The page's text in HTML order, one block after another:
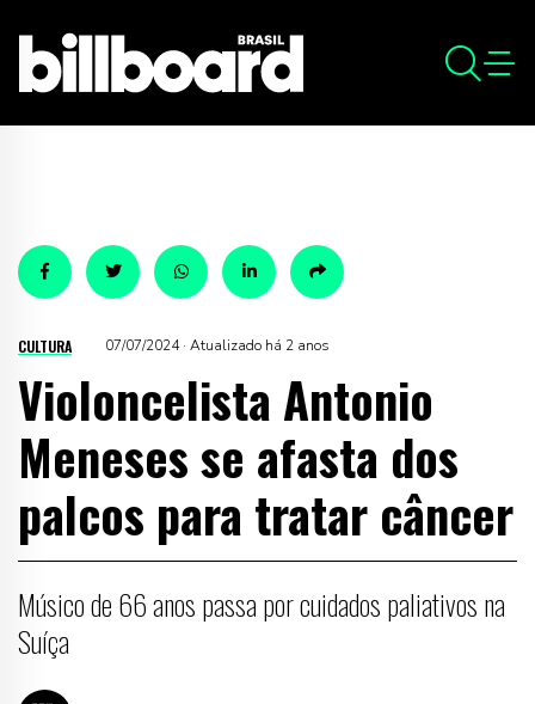
CULTURA 07/07/2024 · Atualizado há 2 anos
Violoncelista Antonio
Meneses se afasta dos
palcos para tratar câncer
Músico de 66 anos passa por cuidados paliativos na
Suíça